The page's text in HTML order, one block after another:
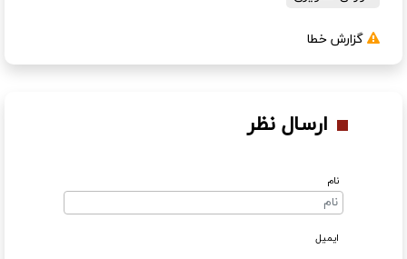
گزارش خطا
ارسال نظر
نام
ایمیل